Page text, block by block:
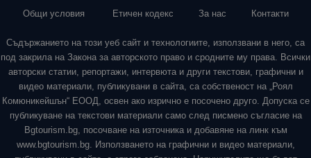
Общи условия
Етичен кодекс За нас Контакти
Съдържанието на този уеб сайт и технологиите, използвани в него, са
под закрила на Закона за авторското право и сродните му права. Всички
авторски статии, репортажи, интервюта и други текстови, графични и
видео материали, публикувани в сайта, са собственост на „Роял
Комюникейшън“ ЕООД, освен ако изрично е посочено друго. Допуска се
публикуване на текстови материали само след писмено съгласие на
Bgtourism.bg, посочване на източника и добавяне на линк към
www.bgtourism.bg. Използването на графични и видео материали,